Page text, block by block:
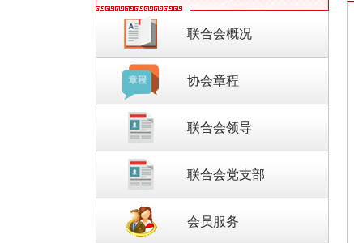
联合会概况
协会章程
联合会领导
联合会党支部
会员服务